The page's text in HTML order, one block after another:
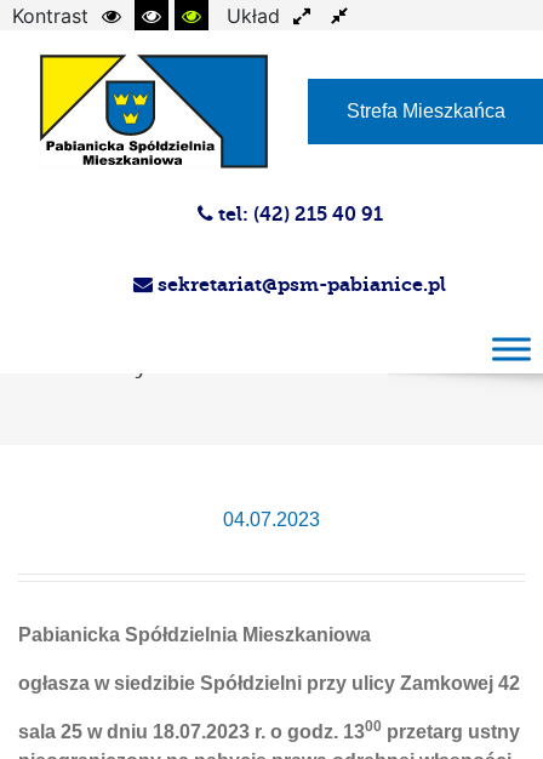
Kontrast
Układ
Strefa Mieszkańca
tel: (42) 215 40 91
sekretariat@psm-pabianice.pl
04.07.2023
Pabianicka Spółdzielnia Mieszkaniowa
ogłasza w siedzibie Spółdzielni przy ulicy Zamkowej 42
sala 25 w dniu 18.07.2023 r. o godz. 1300 przetarg ustny